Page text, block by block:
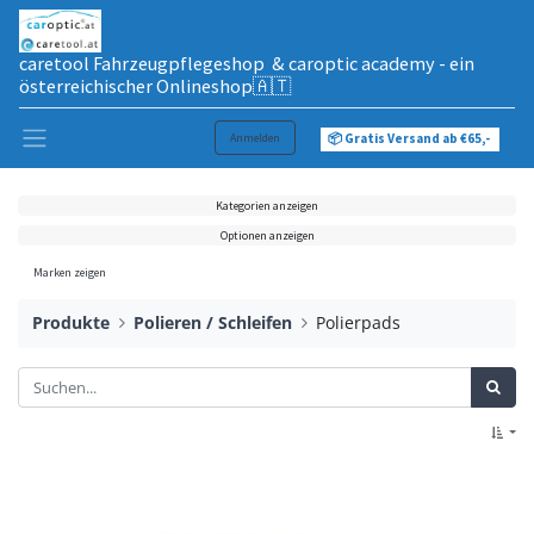
caretool Fahrzeugpflegeshop & caroptic academy - ein
österreichischer Onlineshop🇦🇹
Anmelden 📦 Gratis Versand ab €65,-
Kategorien anzeigen
Optionen anzeigen
Marken zeigen
Produkte Polieren / Schleifen Polierpads